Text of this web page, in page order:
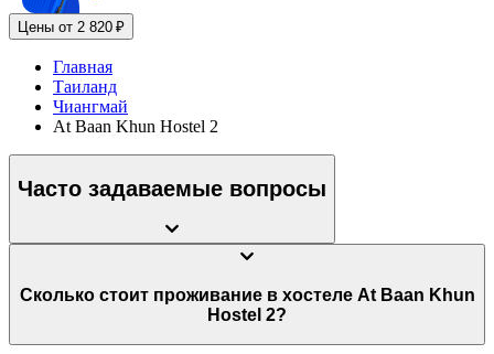
Цены от 2 820 ₽
Главная
Таиланд
Чиангмай
At Baan Khun Hostel 2
Часто задаваемые вопросы
Сколько стоит проживание в хостеле At Baan Khun
Hostel 2?